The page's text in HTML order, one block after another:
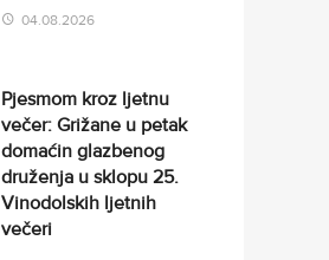
04.08.2026
Pjesmom kroz ljetnu
večer: Grižane u petak
domaćin glazbenog
druženja u sklopu 25.
Vinodolskih ljetnih
večeri